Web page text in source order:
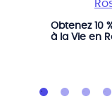
Obtenez 10
à la Vie en